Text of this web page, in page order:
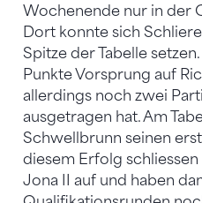
Wochenende nur in der
Dort konnte sich
Spitze der Tabelle
Punkte Vorsprung auf
allerdings noch zwei
ausgetragen hat. Am
Schwellbrunn seinen
diesem Erfolg schliessen
Jona II auf und haben